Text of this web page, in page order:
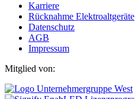
Karriere
Rücknahme Elektroaltgeräte
Datenschutz
AGB
Impressum
Mitglied von: